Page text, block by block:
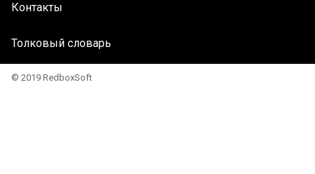
Контакты
Толковый словарь
© 2019 RedboxSoft